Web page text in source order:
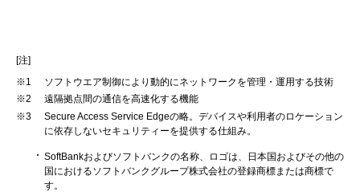
[注]
※1
ソフトウエア制御により動的にネットワークを管理・運用する技術
※2
遠隔拠点間の通信を高速化する機能
※3
Secure Access Service Edgeの略。デバイスや利用者のロケーション
に依存しないセキュリティーを提供する仕組み。
SoftBankおよびソフトバンクの名称、ロゴは、日本国およびその他の
国におけるソフトバンクグループ株式会社の登録商標または商標で
す。